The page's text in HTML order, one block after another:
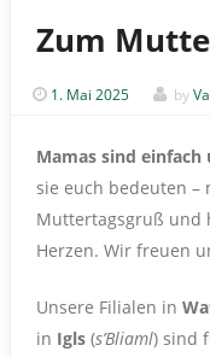
Zum
1. Mai 2025 by
Mamas sind einfach
sie euch bedeuten –
Muttertagsgruß und
Herzen. Wir freuen
Unsere Filialen in
in Igls (s’Bliaml) sind